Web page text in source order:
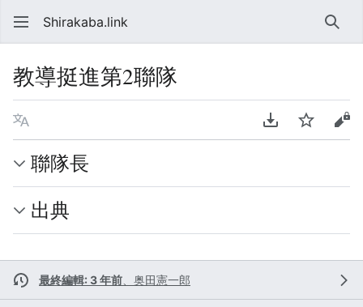
Shirakaba.link 検索
教導挺進第2聯隊
言語 PDFをダウンロ
ウォッチソ
聯隊長
出典
最終編輯: 3 年前 奥田憲一郎